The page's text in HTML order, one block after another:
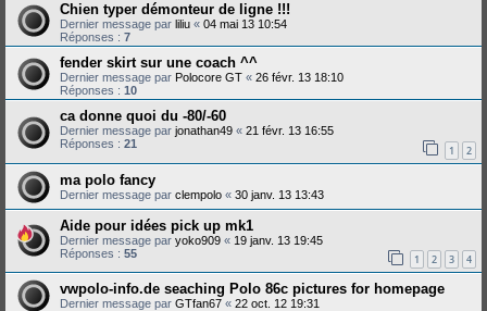
Chien typer démonteur de ligne !!!
Dernier message par liliu « 04 mai 13 10:54
Réponses : 7
fender skirt sur une coach ^^
Dernier message par Polocore GT « 26 févr. 13 18:10
Réponses : 10
ca donne quoi du -80/-60
Dernier message par jonathan49 « 21 févr. 13 16:55
Réponses : 21 1 2
ma polo fancy
Dernier message par clempolo « 30 janv. 13 13:43
Aide pour idées pick up mk1
Dernier message par yoko909 « 19 janv. 13 19:45
Réponses : 55 1 2 3 4
vwpolo-info.de seaching Polo 86c pictures for homepage
Dernier message par GTfan67 « 22 oct. 12 19:31